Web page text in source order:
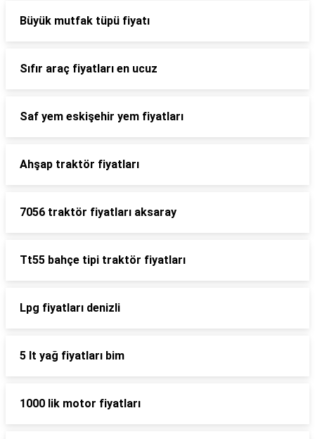
Büyük mutfak tüpü fiyatı
Sıfır araç fiyatları en ucuz
Saf yem eskişehir yem fiyatları
Ahşap traktör fiyatları
7056 traktör fiyatları aksaray
Tt55 bahçe tipi traktör fiyatları
Lpg fiyatları denizli
5 lt yağ fiyatları bim
1000 lik motor fiyatları